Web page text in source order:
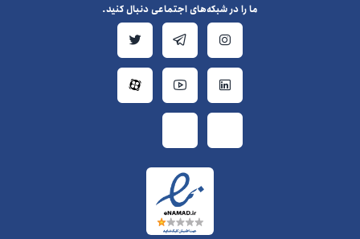
ما را در شبکه‌های اجتماعی دنبال کنید.